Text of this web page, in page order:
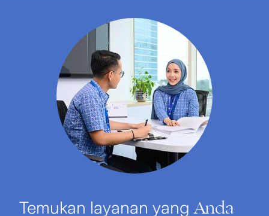
Temukan layanan yang Anda